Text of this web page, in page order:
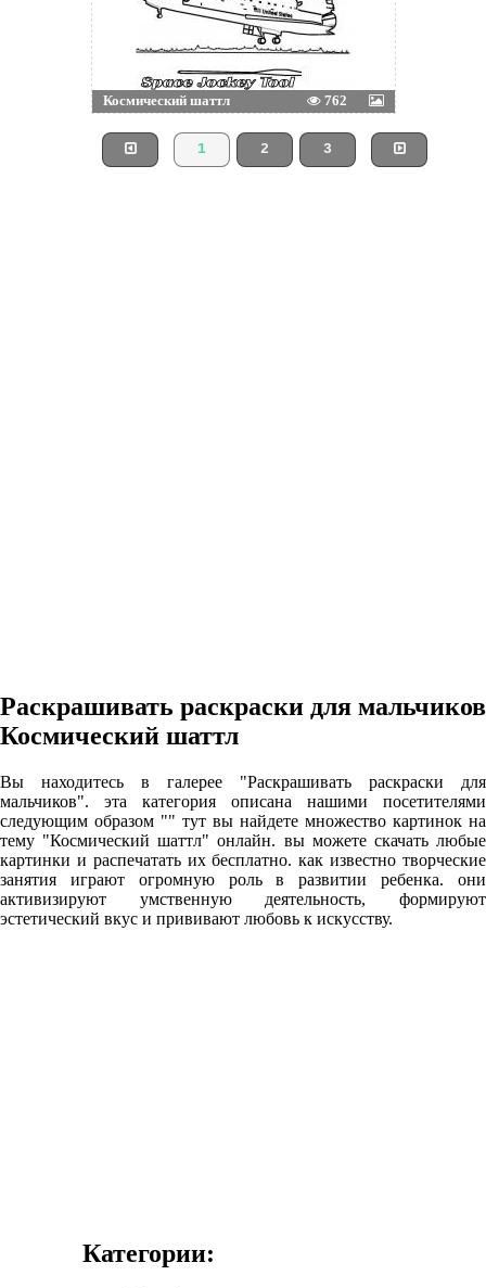
Космический шаттл 762
1 2 3
Раскрашивать раскраски для мальчиков
Космический шаттл
Вы находитесь в галерее "Раскрашивать раскраски для
мальчиков". эта категория описана нашими посетителями
следующим образом "" тут вы найдете множество картинок на
тему "Космический шаттл" онлайн. вы можете скачать любые
картинки и распечатать их бесплатно. как известно творческие
занятия играют огромную роль в развитии ребенка. они
активизируют умственную деятельность, формируют
эстетический вкус и прививают любовь к искусству.
Категории: